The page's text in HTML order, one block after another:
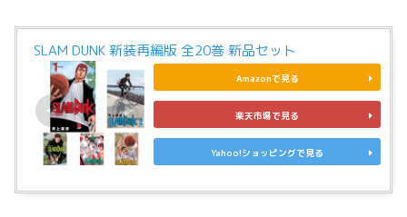
SLAM DUNK 新装再編版 全20巻 新品セット
Amazonで見る
楽天市場で見る
Yahoo!ショッピングで見る